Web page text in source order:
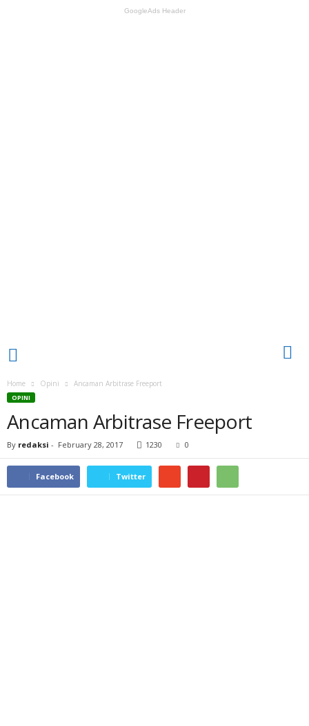
GoogleAds Header
Home Opini Ancaman Arbitrase Freeport
OPINI
Ancaman Arbitrase Freeport
By redaksi - February 28, 2017 1230 0
Facebook Twitter